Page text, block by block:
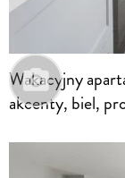
Wakacyjny
akcenty, biel,